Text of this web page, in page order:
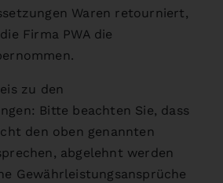
Waren retourniert,
Firma PWA die
zu den
Bitte beachten Sie, dass
den oben genannten
abgelehnt werden
Gewährleistungsansprüche